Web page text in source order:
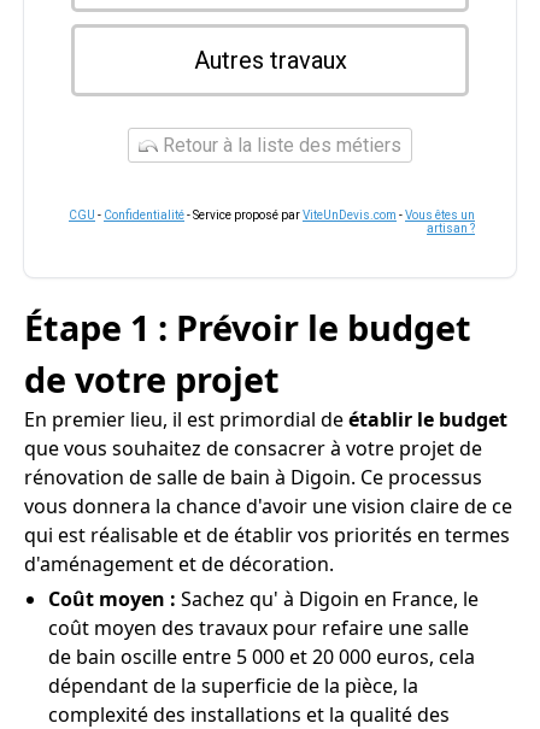
Autres travaux
Retour à la liste des métiers
CGU - Confidentialité- Service proposé parViteUnDevis.com -Vous êtes un
artisan ?
Étape 1 : Prévoir le budget
de votre projet
En premier lieu, il est primordial deétablir le budget
que vous souhaitez de consacrer à votre projet de
rénovation de salle de bain à Digoin. Ce processus
vous donnera la chance d'avoir une vision claire de ce
qui est réalisable et de établir vos priorités en termes
d'aménagement et de décoration.
Coût moyen : Sachez qu' à Digoin en France, le
coût moyen des travaux pour refaire une salle
de bain oscille entre 5 000 et 20 000 euros, cela
dépendant de la superficie de la pièce, la
complexité des installations et la qualité des